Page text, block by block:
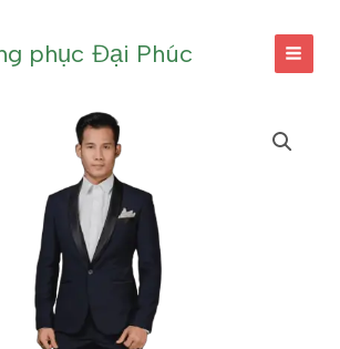
phục Đại Phúc